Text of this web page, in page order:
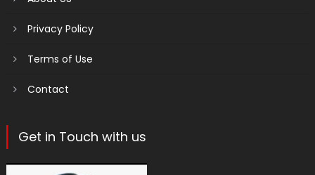
Privacy Policy
Terms of Use
Contact
Get in Touch with us